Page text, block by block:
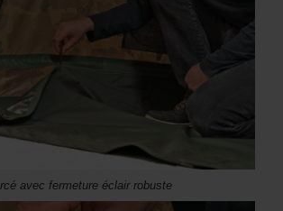
avec fermeture éclair robuste